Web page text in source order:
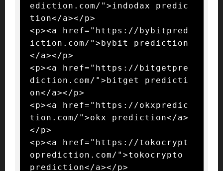
ediction.com/">indodax predic
tion</a></p>
<p><a href="https://bybitpred
iction.com/">bybit prediction
</a></p>
<p><a href="https://bitgetpre
diction.com/">bitget predicti
on</a></p>
<p><a href="https://okxpredic
tion.com/">okx prediction</a>
</p>
<p><a href="https://tokocrypt
oprediction.com/">tokocrypto
prediction</a></p>